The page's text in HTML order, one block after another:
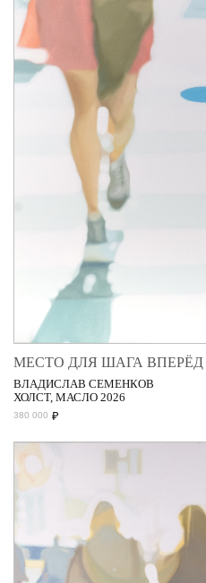
МЕСТО ДЛЯ ШАГА ВПЕРЁД
ВЛАДИСЛАВ СЕМЕНКОВ
ХОЛСТ, МАСЛО 2026
380 000 ₽